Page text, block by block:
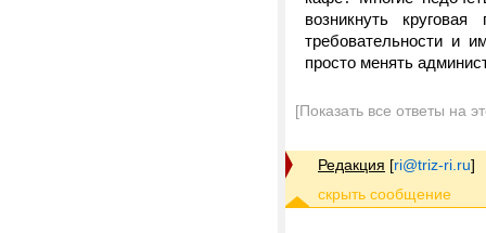
возникнуть
требовательности и
просто менять
[Показать все ответы на
Редакция [ri@triz-ri.ru]